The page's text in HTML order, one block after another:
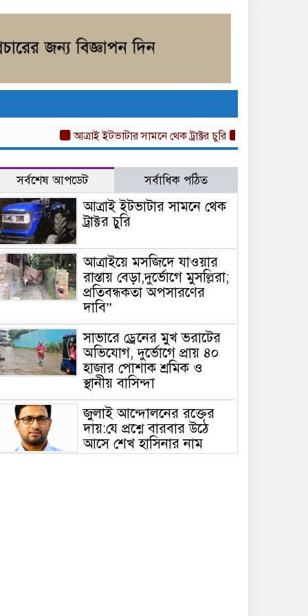
আত্রাই ইটভাটার সামনে থেক ট্রাক্টর চুরি আত্রাইয়ে মসজিদে
সর্বশেষ আপডেট সর্বাধিক পঠিত
আত্রাই ইটভাটার সামনে থেক
ট্রাক্টর চুরি
আত্রাইয়ে মসজিদে যাওয়ার
রাস্তায় বেড়া,দুর্ভোগে মুসল্লিরা;
প্রতিবন্ধকতা অপসারণের
দাবি”
সাভারে ড্রেনের মুখ ভরাটের
অভিযোগ, দুর্ভোগে প্রায় ৪০
হাজার পোশাক শ্রমিক ও
স্থানীয় বাসিন্দা
জুলাই আন্দোলনের রক্তের
দায়:যে প্রশ্নে বারবার উঠে
আসে শেখ হাসিনার নাম